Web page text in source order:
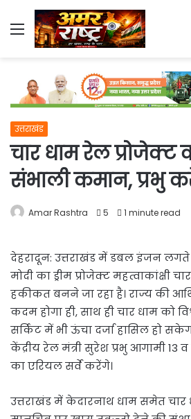
Menu
उत्तराखंड
चार धाम रेल प्रोजेक्ट
संभाली कमान, प्रभु
Amar Rashtra 5 1 minute read
देहरादून: उत्तराखंड में डबल इंजन लगते
मोदी का ड्रीम प्रोजेक्ट महत्वाकांक्षी
हकीकत बनने जा रहा है। राज्य की
कदम होगा ही, साथ ही चार धाम को
सर्किट में भी ऊंचा दर्जा हासिल हो
केंद्रीय रेल मंत्री सुरेश प्रभु आगामी 13 व
का एरियल सर्वे करेंगे।
उत्तराखंड में केदारनाथ धाम समेत चार